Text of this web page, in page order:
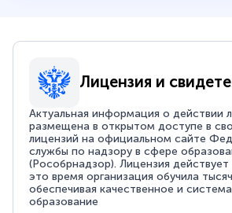
Лицензия и
Актуальная информация о действии
размещена в открытом доступе в
лицензий на официальном сайте
службы по надзору в сфере
(Рособрнадзор). Лицензия действует
это время организация обучила
обеспечивая качественное и
образование